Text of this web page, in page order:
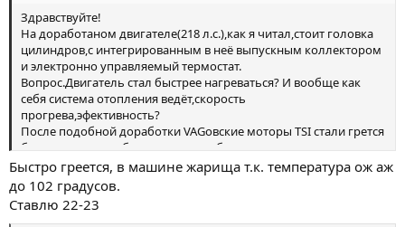
Здравствуйте!
На доработаном двигателе(218 л.с.),как я читал,стоит головка
цилиндров,с интегрированным в неё выпускным коллектором
и электронно управляемый термостат.
Вопрос.Двигатель стал быстрее нагреваться? И вообще как
себя система отопления ведёт,скорость
прогрева,эфективность?
После подобной доработки VAGовские моторы TSI стали грется
бегом,отпала необходимость в вебасте и дополнительных
электрообогревателей.
Быстро греется, в машине жарища т.к. температура ож аж
до 102 градусов.
Ставлю 22-23